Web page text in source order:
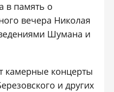
в память о
вечера Николая
Шумана и
камерные концерты
и других